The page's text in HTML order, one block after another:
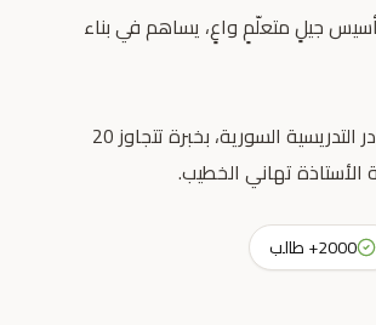
جيلٍ متعلّمٍ واعٍ، يساهم في بناء
انطلقت رسالتنا التعليمية عام 2023 مع نخبة من الكوادر التدريسية السورية، بخبرة تتجاوز 20
الأستاذة تهاني الخطيب.
2000+ طالب